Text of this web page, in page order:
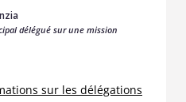
délégué sur une mission
sur les délégations